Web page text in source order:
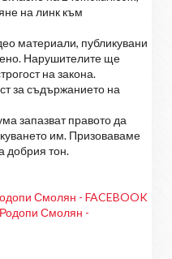
на линк към
материали, публикувани
Нарушителите ще
на закона.
за съдържанието на
запазват правото да
им. Призоваваме
добрия тон.
Смолян - FACEBOOK
Родопи Смолян -